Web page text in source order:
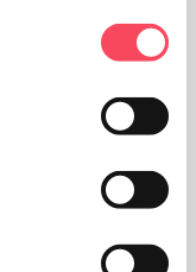
сматра (поред
наше здравље